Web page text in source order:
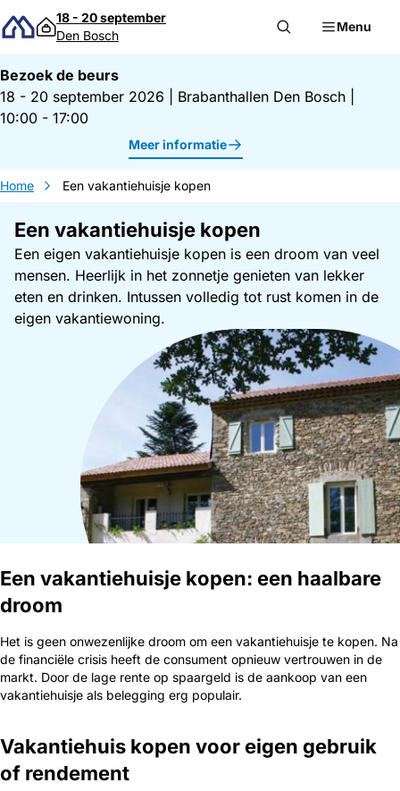
Direct naar inhoud
18 - 20 september
Den Bosch
Menu
Bezoek de beurs
18 - 20 september 2026
Brabanthallen Den Bosch
10:00 - 17:00
Meer informatie
Home Een vakantiehuisje kopen
Een vakantiehuisje kopen
Een eigen vakantiehuisje kopen is een droom van veel
mensen. Heerlijk in het zonnetje genieten van lekker
eten en drinken. Intussen volledig tot rust komen in de
eigen vakantiewoning.
Een vakantiehuisje kopen: een haalbare
droom
Het is geen onwezenlijke droom om een vakantiehuisje te kopen. Na
de financiële crisis heeft de consument opnieuw vertrouwen in de
markt. Door de lage rente op spaargeld is de aankoop van een
vakantiehuisje als belegging erg populair.
Vakantiehuis kopen voor eigen gebruik
of rendement